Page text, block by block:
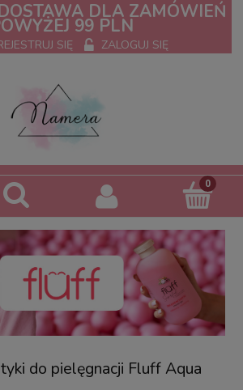
DLA ZAMÓWIEŃ
99 PLN
SIĘ ZALOGUJ SIĘ
do pielęgnacji Fluff Aqua